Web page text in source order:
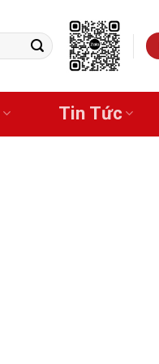
Tin Tức